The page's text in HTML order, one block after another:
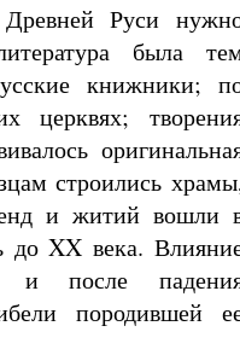
Руси
была
книжники;
церквях;
строились
и житий вошли
до XX века.
и после
породившей